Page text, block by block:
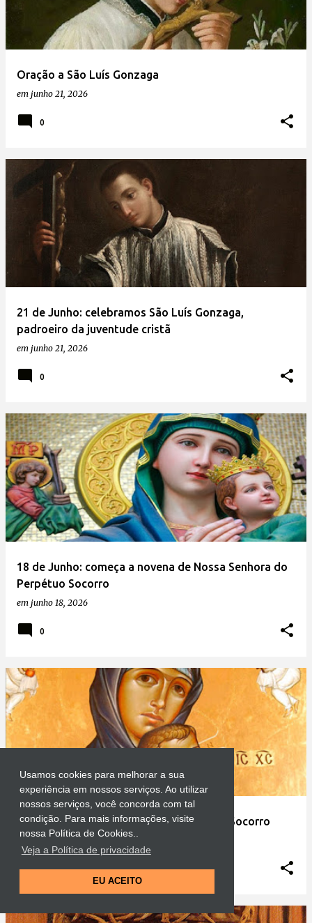
Usamos cookies para melhorar a sua
experiência em nossos serviços. Ao utilizar
nossos serviços, você concorda com tal
condição. Para mais informações, visite
nossa Política de Cookies..
Veja a Política de privacidade
EU ACEITO
Oração a São Luís Gonzaga
em junho 21, 2026
0
21 de Junho: celebramos São Luís Gonzaga,
padroeiro da juventude cristã
em junho 21, 2026
0
18 de Junho: começa a novena de Nossa Senhora do
Perpétuo Socorro
em junho 18, 2026
0
Saiba como rezar a Novena do Perpétuo Socorro
0